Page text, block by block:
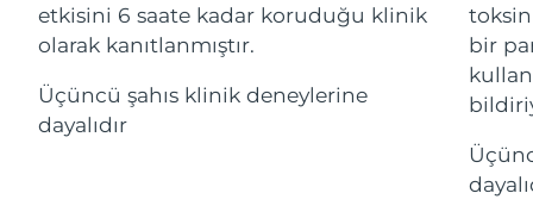
etkisini 6 saate kadar koruduğu klinik
olarak kanıtlanmıştır.
Üçüncü şahıs klinik deneylerine
dayalıdır
bir
FOREO APP
HAKKINDA
Kazakistan Tahmini teslim tarihi 8/14/26
8/12/26
Letonya
8/13/26